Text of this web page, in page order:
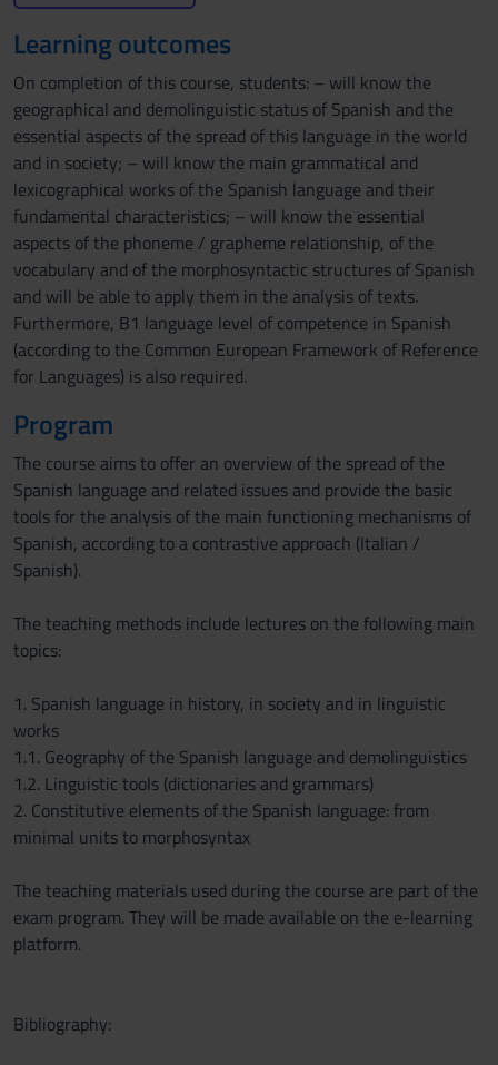
Learning outcomes
On completion of this course, students: – will know the
geographical and demolinguistic status of Spanish and the
essential aspects of the spread of this language in the world
and in society; – will know the main grammatical and
lexicographical works of the Spanish language and their
fundamental characteristics; – will know the essential
aspects of the phoneme / grapheme relationship, of the
vocabulary and of the morphosyntactic structures of Spanish
and will be able to apply them in the analysis of texts.
Furthermore, B1 language level of competence in Spanish
(according to the Common European Framework of Reference
for Languages) is also required.
Program
The course aims to offer an overview of the spread of the
Spanish language and related issues and provide the basic
tools for the analysis of the main functioning mechanisms of
Spanish, according to a contrastive approach (Italian /
Spanish).
The teaching methods include lectures on the following main
topics:
1. Spanish language in history, in society and in linguistic
works
1.1. Geography of the Spanish language and demolinguistics
1.2. Linguistic tools (dictionaries and grammars)
2. Constitutive elements of the Spanish language: from
minimal units to morphosyntax
The teaching materials used during the course are part of the
exam program. They will be made available on the e-learning
platform.
Bibliography: